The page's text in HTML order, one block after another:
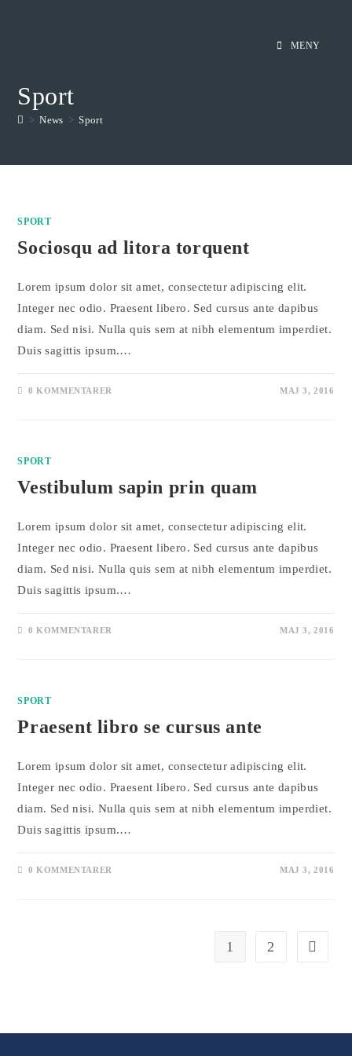
MENY
Sport
> News > Sport
SPORT
Sociosqu ad litora torquent
Lorem ipsum dolor sit amet, consectetur adipiscing elit.
Integer nec odio. Praesent libero. Sed cursus ante dapibus
diam. Sed nisi. Nulla quis sem at nibh elementum imperdiet.
Duis sagittis ipsum.…
0 KOMMENTARER MAJ 3, 2016
SPORT
Vestibulum sapin prin quam
Lorem ipsum dolor sit amet, consectetur adipiscing elit.
Integer nec odio. Praesent libero. Sed cursus ante dapibus
diam. Sed nisi. Nulla quis sem at nibh elementum imperdiet.
Duis sagittis ipsum.…
0 KOMMENTARER MAJ 3, 2016
SPORT
Praesent libro se cursus ante
Lorem ipsum dolor sit amet, consectetur adipiscing elit.
Integer nec odio. Praesent libero. Sed cursus ante dapibus
diam. Sed nisi. Nulla quis sem at nibh elementum imperdiet.
Duis sagittis ipsum.…
0 KOMMENTARER MAJ 3, 2016
1 2